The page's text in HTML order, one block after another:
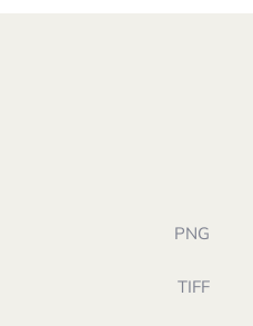
PNG
TIFF